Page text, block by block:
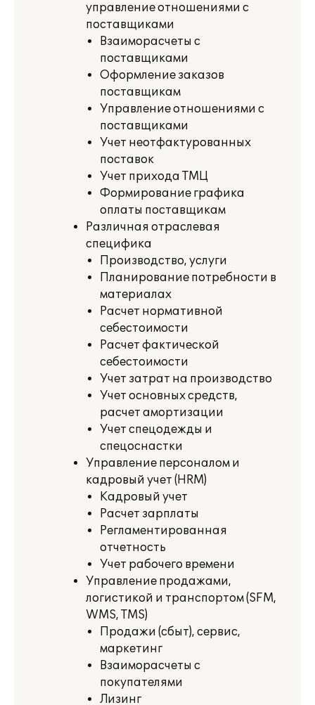
управление отношениями с
поставщиками
Взаиморасчеты с
поставщиками
Оформление заказов
поставщикам
Управление отношениями с
поставщиками
Учет неотфактурованных
поставок
Учет прихода ТМЦ
Формирование графика
оплаты поставщикам
Различная отраслевая
специфика
Производство, услуги
Планирование потребности в
материалах
Расчет нормативной
себестоимости
Расчет фактической
себестоимости
Учет затрат на производство
Учет основных средств,
расчет амортизации
Учет спецодежды и
спецоснастки
Управление персоналом и
кадровый учет (HRM)
Кадровый учет
Расчет зарплаты
Регламентированная
отчетность
Учет рабочего времени
Управление продажами,
логистикой и транспортом (SFM,
WMS, TMS)
Продажи (сбыт), сервис,
маркетинг
Взаиморасчеты с
покупателями
Лизинг